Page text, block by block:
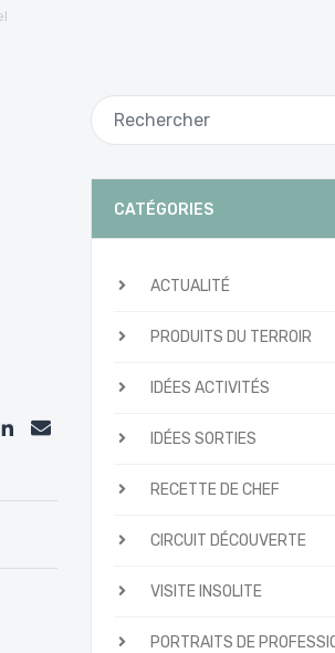
CATÉGORIES
ACTUALITÉ
PRODUITS DU TERROIR
IDÉES ACTIVITÉS
IDÉES SORTIES
RECETTE DE CHEF
CIRCUIT DÉCOUVERTE
VISITE INSOLITE
PORTRAITS DE